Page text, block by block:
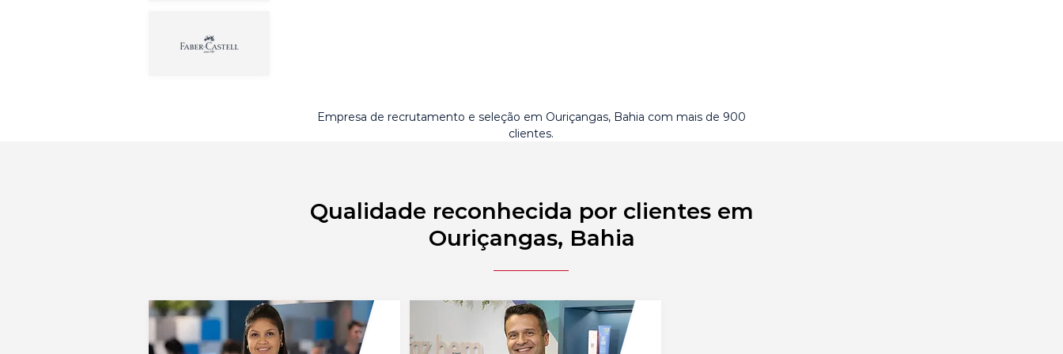
Empresa de recrutamento e seleção em Ouriçangas, Bahia com mais de 900
clientes.
Qualidade reconhecida por clientes em
Ouriçangas, Bahia